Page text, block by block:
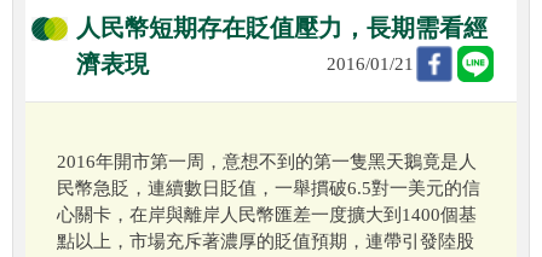
人民幣短期存在貶值壓力，長期需看經
濟表現
2016/01/21
2016年開市第一周，意想不到的第一隻黑天鵝竟是人
民幣急貶，連續數日貶值，一舉摜破6.5對一美元的信
心關卡，在岸與離岸人民幣匯差一度擴大到1400個基
點以上，市場充斥著濃厚的貶值預期，連帶引發陸股